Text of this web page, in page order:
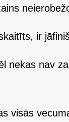
ir
nekas nav
visās